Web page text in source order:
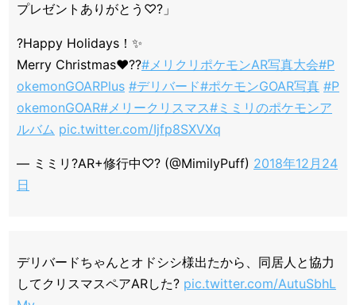
プレゼントありがとう♡?」
?Happy Holidays！✨
Merry Christmas❤️??#メリクリポケモンAR写真大会#P
okemonGOARPlus #デリバード#ポケモンGOAR写真 #P
okemonGOAR#メリークリスマス#ミミリのポケモンア
ルバム pic.twitter.com/Ijfp8SXVXq
— ミミリ?AR+修行中♡? (@MimilyPuff) 2018年12月24
日
デリバードちゃんとオドシシ様出たから、同居人と協力
してクリスマスペアARした? pic.twitter.com/AutuSbhL